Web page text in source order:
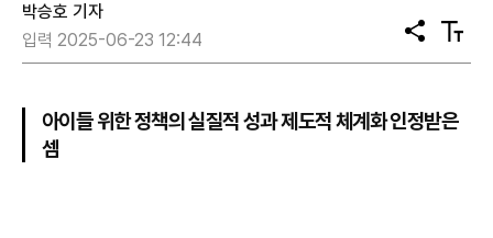
박승호 기자
입력 2025-06-23 12:44
공
유
텍
스
기
아이들 위한 정책의 실질적 성과 제도적 체계화 인정받은
셈